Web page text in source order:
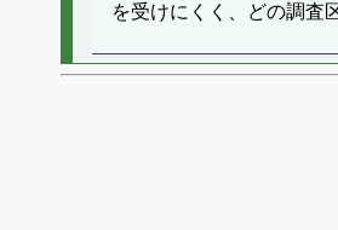
を受けにくく、どの調査